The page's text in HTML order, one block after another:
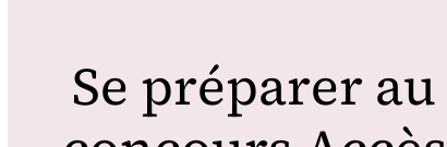
Se préparer au